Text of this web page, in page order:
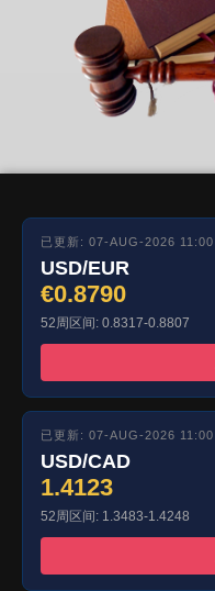
已更新: 07-AUG-2026 11:00
USD/EUR
€0.8790
52周区间: 0.8317-0.8807
已更新: 07-AUG-2026 11:00
USD/CAD
1.4123
52周区间: 1.3483-1.4248